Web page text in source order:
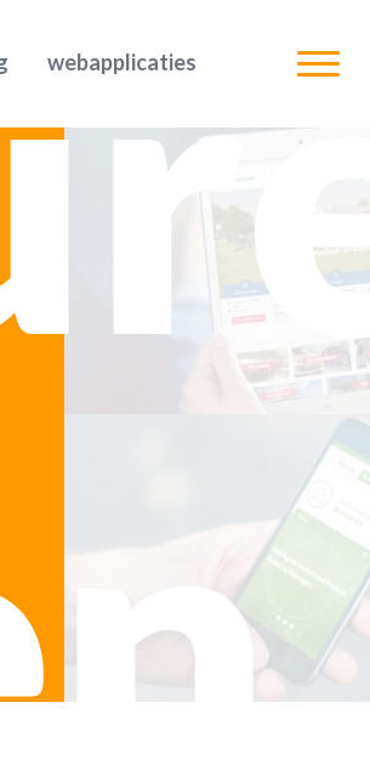
webapplicaties